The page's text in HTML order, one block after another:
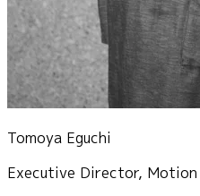
Tomoya Eguchi
Executive Director, Motion